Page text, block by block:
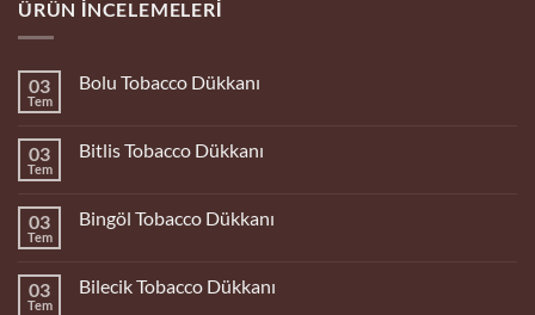
ÜRÜN İNCELEMELERI
03
Tem
Bolu Tobacco Dükkanı
Tobacco
03
Tem
Bitlis Tobacco Dükkanı
Tobacco
03
Tem
Bingöl Tobacco Dükkanı
Tobacco
03
Tem
Bilecik Tobacco Dükkanı